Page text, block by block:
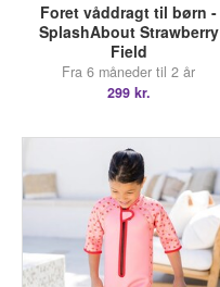
Foret våddragt til børn -
SplashAbout Strawberry
Field
Fra 6 måneder til 2 år
299 kr.